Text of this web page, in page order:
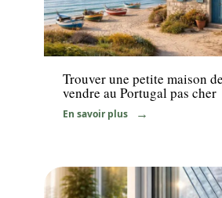
Immo
Trouver une petite maison
vendre au Portugal pas cher
En savoir plus